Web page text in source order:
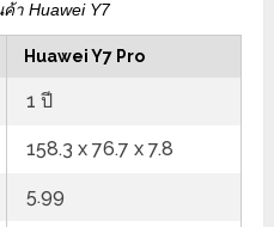
ค้า Huawei Y7
Huawei Y7 Pro
1 ปี
158.3 x 76.7 x 7.8
5.99